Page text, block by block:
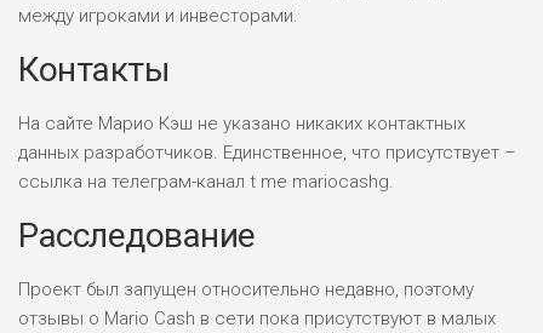
БЮДЖЕТ: НИЗКИЙ
ВСЕМ
РИСКИ: НИЗКИЕ
ДОХОД: СРЕДНИЙ
между игроками и инвесторами.
Контакты
На сайте Марио Кэш не указано никаких контактных
данных разработчиков. Единственное, что присутствует –
ссылка на телеграм-канал t me mariocashg.
Расследование
Проект был запущен относительно недавно, поэтому
отзывы о Mario Cash в сети пока присутствуют в малых